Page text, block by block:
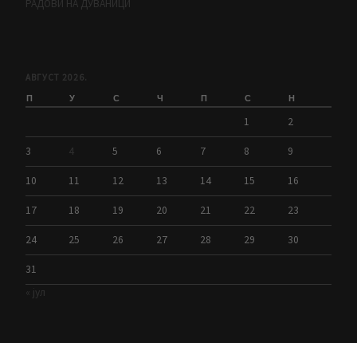
РАДОВИ НА ДУВАНИЦИ
АВГУСТ 2026.
П У С Ч П С Н
1 2
3 4 5 6 7 8 9
10 11 12 13 14 15 16
17 18 19 20 21 22 23
24 25 26 27 28 29 30
31
« јул